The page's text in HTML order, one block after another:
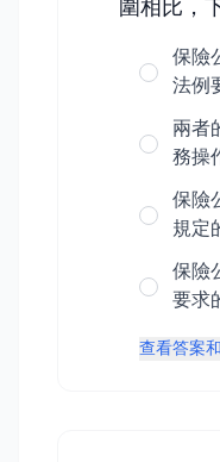
圍相比，
保險
法例
兩者
務操
保險
規定
保險
要求
查看答案